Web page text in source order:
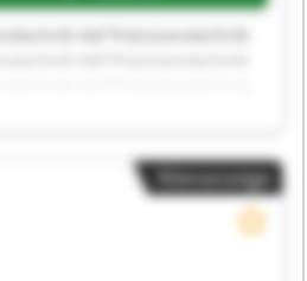
Haf Präzisionstechnik
Kleinanzeige